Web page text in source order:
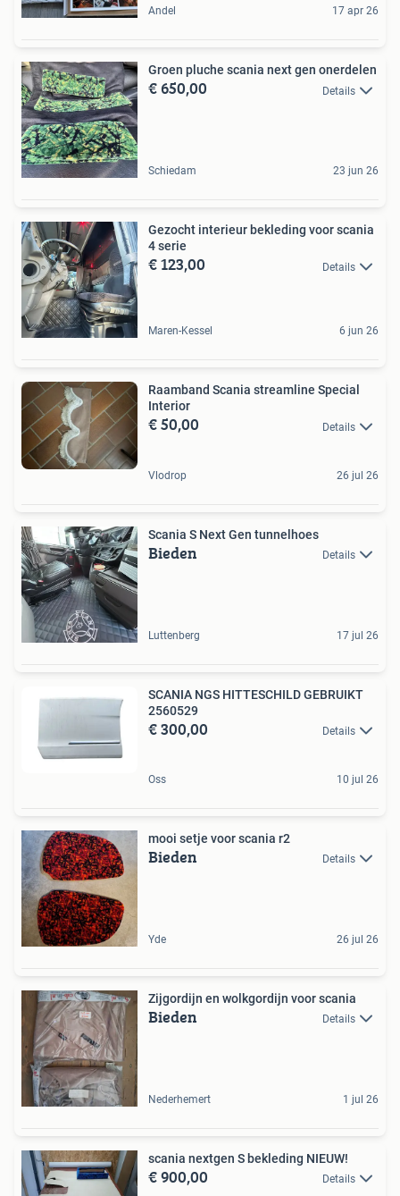
Andel 17 apr 26
Groen pluche scania next gen onerdelen
€ 650,00 Details
Schiedam 23 jun 26
Gezocht interieur bekleding voor scania
4 serie
€ 123,00 Details
Maren-Kessel 6 jun 26
Raamband Scania streamline Special
Interior
€ 50,00 Details
Vlodrop 26 jul 26
Scania S Next Gen tunnelhoes
Bieden Details
Luttenberg 17 jul 26
SCANIA NGS HITTESCHILD GEBRUIKT
2560529
€ 300,00 Details
Oss 10 jul 26
mooi setje voor scania r2
Bieden Details
Yde 26 jul 26
Zijgordijn en wolkgordijn voor scania
Bieden Details
Nederhemert 1 jul 26
scania nextgen S bekleding NIEUW!
€ 900,00 Details